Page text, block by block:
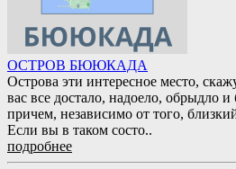
ОСТРОВ БЮЮКАДА
Острова эти интересное место,
вас все достало, надоело, обрыдло
причем, независимо от того,
Если вы в таком состо..
подробнее